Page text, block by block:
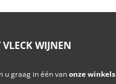
WIJNEN
u graag in één vanonze winkels